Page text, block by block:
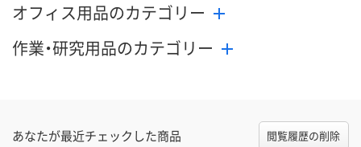
オフィス用品のカテゴリー
作業・研究用品のカテゴリー
あなたが最近チェックした商品 閲覧履歴の削除